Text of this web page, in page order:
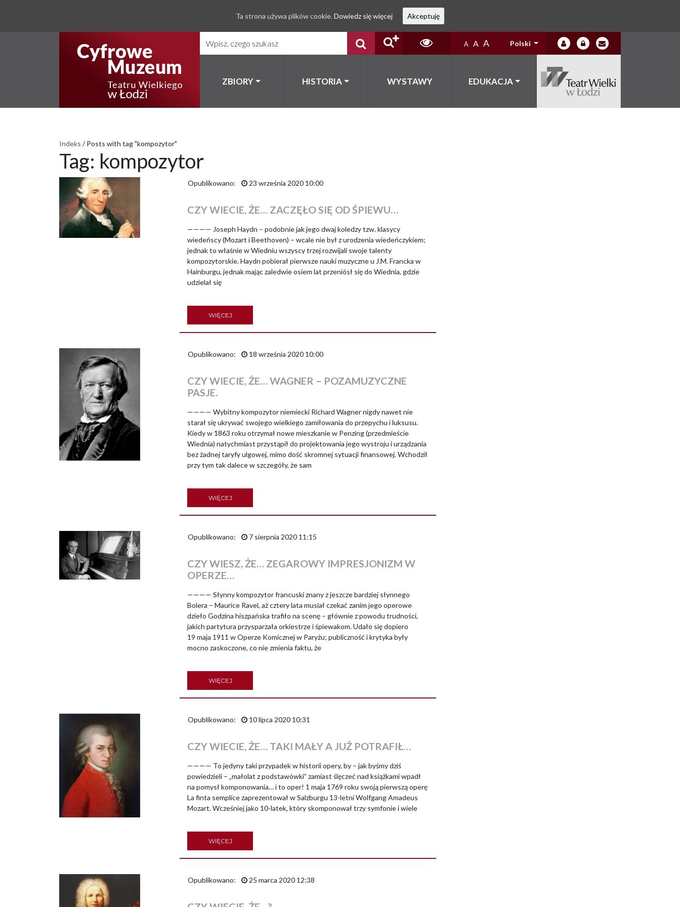
A A A Polski
ZBIORY HISTORIA WYSTAWY EDUKACJA
Indeks / Posts with tag "kompozytor"
Tag: kompozytor
Opublikowano: 23 września 2020 10:00
CZY WIECIE, ŻE… ZACZĘŁO SIĘ OD ŚPIEWU…
———— Joseph Haydn – podobnie jak jego dwaj koledzy tzw. klasycy
wiedeńscy (Mozart i Beethoven) – wcale nie był z urodzenia wiedeńczykiem;
jednak to właśnie w Wiedniu wszyscy trzej rozwijali swoje talenty
kompozytorskie. Haydn pobierał pierwsze nauki muzyczne u J.M. Francka w
Hainburgu, jednak mając zaledwie osiem lat przeniósł się do Wiednia, gdzie
udzielał się
WIĘCEJ
Opublikowano: 18 września 2020 10:00
CZY WIECIE, ŻE… WAGNER – POZAMUZYCZNE
PASJE.
———— Wybitny kompozytor niemiecki Richard Wagner nigdy nawet nie
starał się ukrywać swojego wielkiego zamiłowania do przepychu i luksusu.
Kiedy w 1863 roku otrzymał nowe mieszkanie w Penzing (przedmieście
Wiednia) natychmiast przystąpił do projektowania jego wystroju i urządzania
bez żadnej taryfy ulgowej, mimo dość skromnej sytuacji finansowej. Wchodził
przy tym tak dalece w szczegóły, że sam
WIĘCEJ
Opublikowano: 7 sierpnia 2020 11:15
CZY WIESZ, ŻE… ZEGAROWY IMPRESJONIZM W
OPERZE…
———— Słynny kompozytor francuski znany z jeszcze bardziej słynnego
Bolera – Maurice Ravel, aż cztery lata musiał czekać zanim jego operowe
dzieło Godzina hiszpańska trafiło na scenę – głównie z powodu trudności,
jakich partytura przysparzała orkiestrze i śpiewakom. Udało się dopiero
19 maja 1911 w Operze Komicznej w Paryżu; publiczność i krytyka były
mocno zaskoczone, co nie zmienia faktu, że
WIĘCEJ
Opublikowano: 10 lipca 2020 10:31
CZY WIECIE, ŻE… TAKI MAŁY A JUŻ POTRAFIŁ…
———— To jedyny taki przypadek w historii opery, by – jak byśmy dziś
powiedzieli – „małolat z podstawówki” zamiast ślęczeć nad książkami wpadł
na pomysł komponowania… i to oper! 1 maja 1769 roku swoją pierwszą operę
La finta semplice zaprezentował w Salzburgu 13-letni Wolfgang Amadeus
Mozart. Wcześniej jako 10-latek, który skomponował trzy symfonie i wiele
WIĘCEJ
Opublikowano: 25 marca 2020 12:38
Ta strona używa plików cookie. Dowiedz się więcej Akceptuję